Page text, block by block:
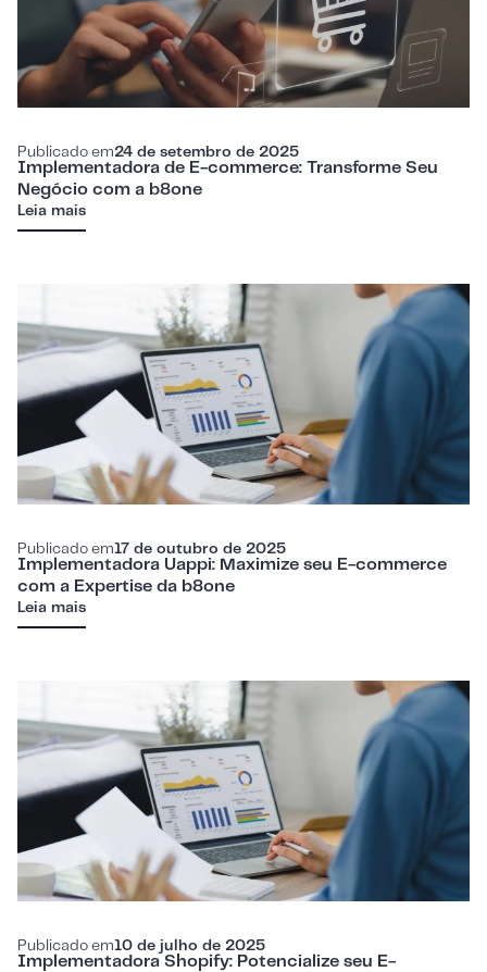
Publicado em24 de setembro de 2025
Implementadora de E-commerce: Transforme Seu
Negócio com a b8one
Leia mais
Publicado em17 de outubro de 2025
Implementadora Uappi: Maximize seu E-commerce
com a Expertise da b8one
Leia mais
Publicado em10 de julho de 2025
Implementadora Shopify: Potencialize seu E-